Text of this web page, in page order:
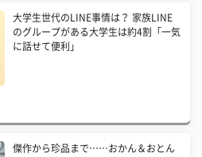
大学生世代のLINE事情は？ 家族LINE
のグループがある大学生は約4割「一気
に話せて便利」
傑作から珍品まで……おかん＆おとん